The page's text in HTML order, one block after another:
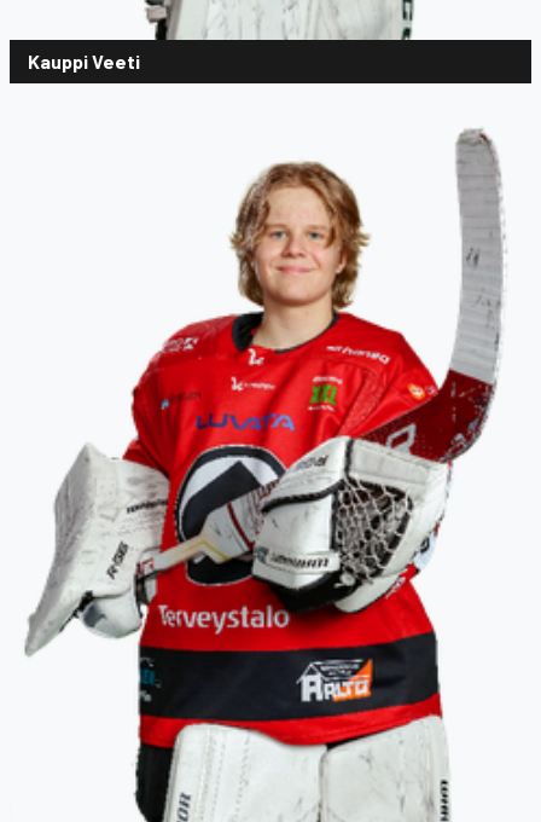
Kauppi Veeti